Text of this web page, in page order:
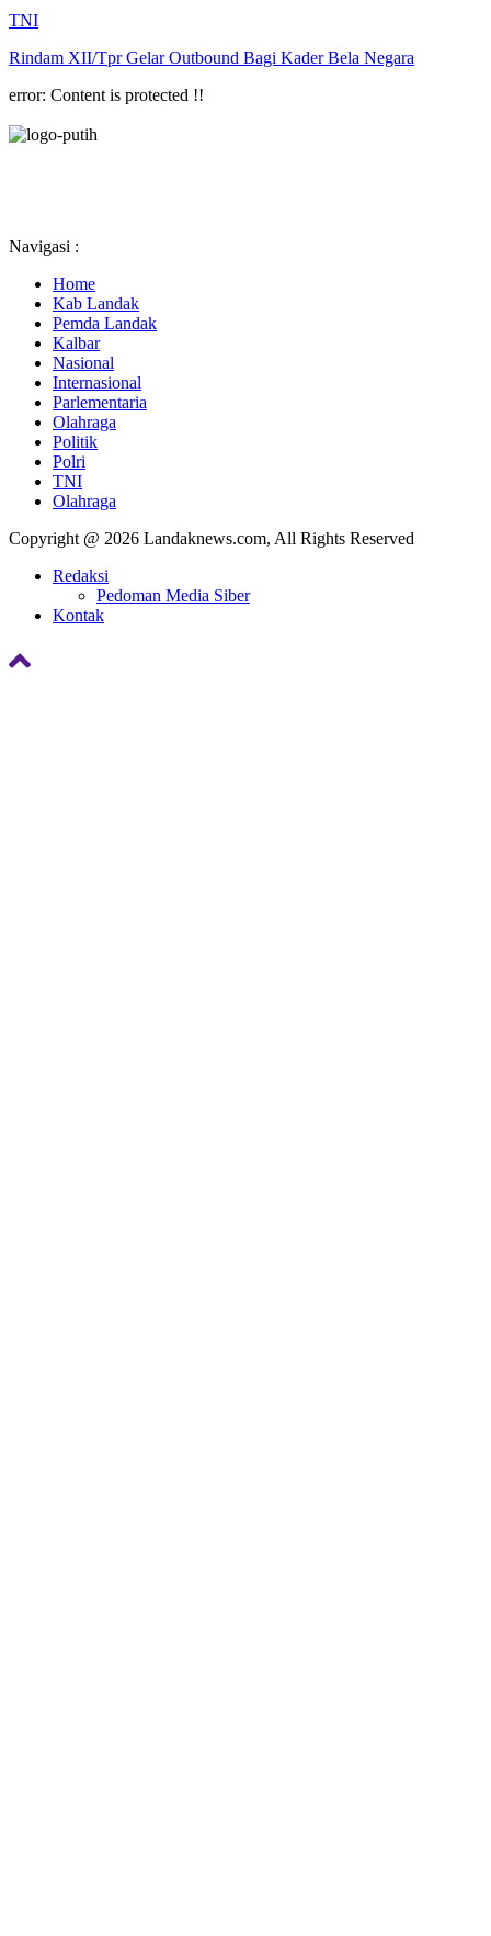
TNI
Rindam XII/Tpr Gelar Outbound Bagi Kader Bela Negara
error: Content is protected !!
Navigasi :
Home
Kab Landak
Pemda Landak
Kalbar
Nasional
Internasional
Parlementaria
Olahraga
Politik
Polri
TNI
Olahraga
Copyright @ 2026 Landaknews.com, All Rights Reserved
Redaksi
Pedoman Media Siber
Kontak